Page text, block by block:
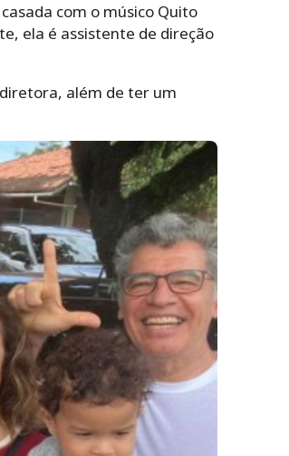
com o músico Quito
ela é assistente de direção
além de ter um